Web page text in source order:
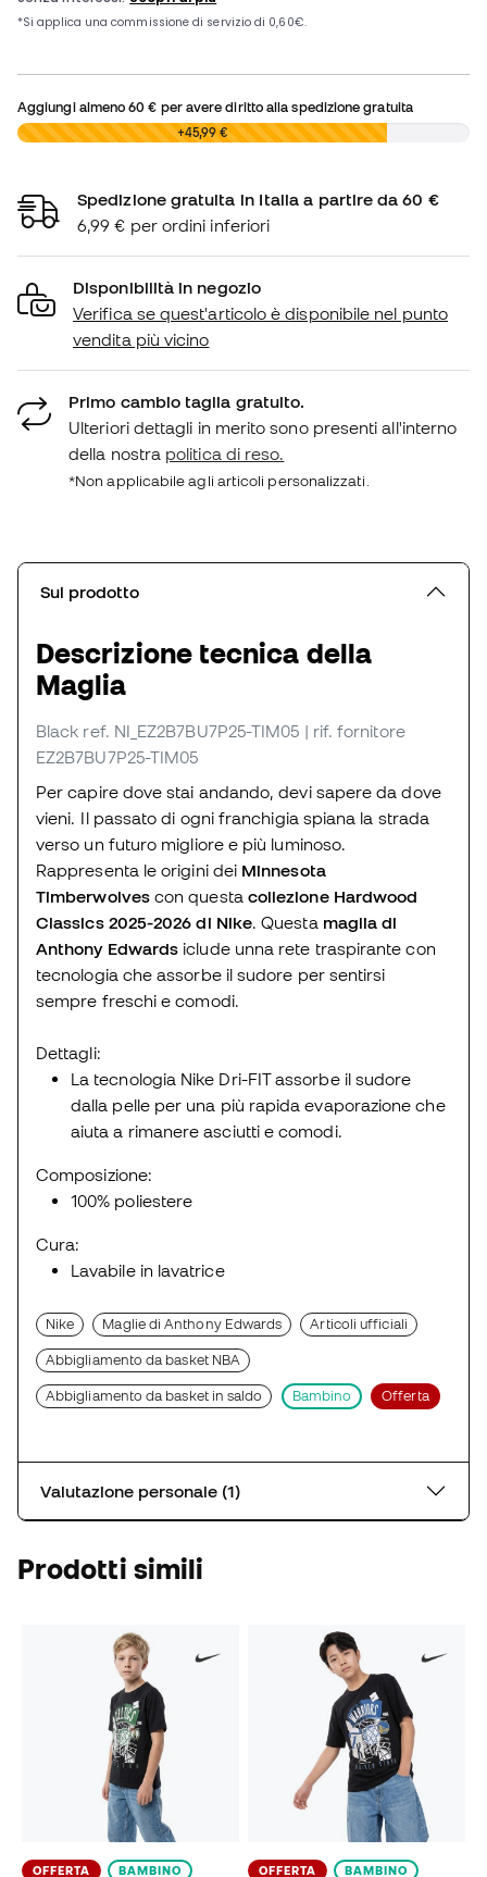
Aggiungi almeno60 € per avere diritto alla spedizione gratuita
0,00 € +45,99 €
Spedizione gratuita in Italia a partire da 60 €
6,99 € per ordini inferiori
Disponibilità in negozio
Verifica se quest'articolo è disponibile nel punto
vendita più vicino
Primo cambio taglia gratuito.
Ulteriori dettagli in merito sono presenti all'interno
della nostra politica di reso.
*Non applicabile agli articoli personalizzati.
Sul prodotto
Descrizione tecnica della
Maglia
Black ref. NI_EZ2B7BU7P25-TIM05 | rif. fornitore
EZ2B7BU7P25-TIM05
Per capire dove stai andando, devi sapere da dove
vieni. Il passato di ogni franchigia spiana la strada
verso un futuro migliore e più luminoso.
Rappresenta le origini dei Minnesota
Timberwolvescon questa collezione Hardwood
Classics 2025-2026 di Nike. Questa maglia di
Anthony Edwards iclude unna rete traspirante con
tecnologia che assorbe il sudore per sentirsi
sempre freschi e comodi.
Dettagli:
La tecnologia Nike Dri-FIT assorbe il sudore
dalla pelle per una più rapida evaporazione che
aiuta a rimanere asciutti e comodi.
Composizione:
100% poliestere
Cura:
Lavabile in lavatrice
Nike Maglie di Anthony Edwards Articoli ufficiali
Abbigliamento da basket NBA
Abbigliamento da basket in saldo Bambino Offerta
Valutazione personale (1)
Prodotti simili
OFFERTA BAMBINO OFFERTA BAMBINO